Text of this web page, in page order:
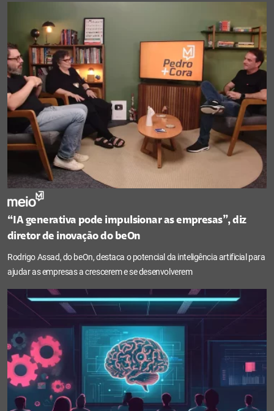
“IA generativa pode impulsionar as empresas”, diz
diretor de inovação do beOn
Rodrigo Assad, do beOn, destaca o potencial da inteligência artificial para
ajudar as empresas a crescerem e se desenvolverem